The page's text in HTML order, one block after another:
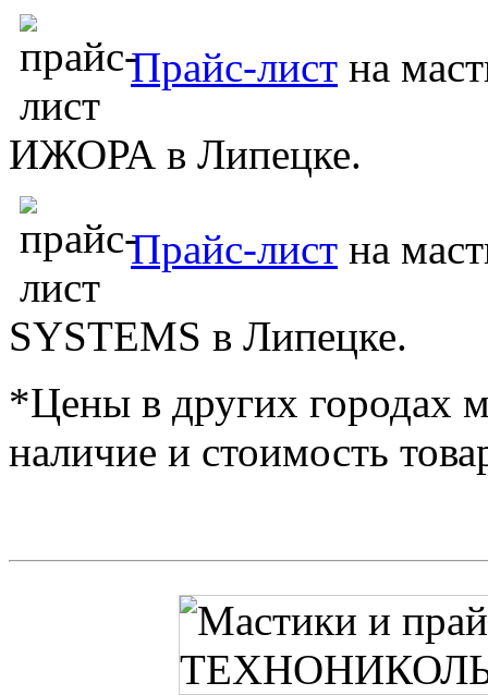
Прайс-лист на
ИЖОРА в Липецке.
Прайс-лист на
SYSTEMS в Липецке.
*Цены в других городах
наличие и стоимость